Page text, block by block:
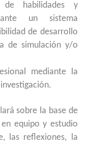
de habilidades y
un sistema
de desarrollo
de simulación y/o
mediante la
sobre la base de
equipo y estudio
las reflexiones, la